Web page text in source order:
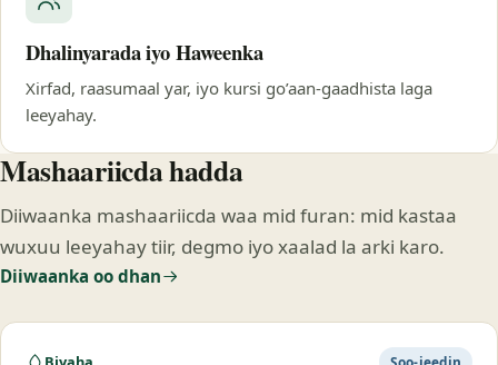
Dhalinyarada iyo Haweenka
Xirfad, raasumaal yar, iyo kursi go’aan-gaadhista laga
leeyahay.
Mashaariicda hadda
Diiwaanka mashaariicda waa mid furan: mid kastaa
wuxuu leeyahay tiir, degmo iyo xaalad la arki karo.
Diiwaanka oo dhan
Soo-jeedin